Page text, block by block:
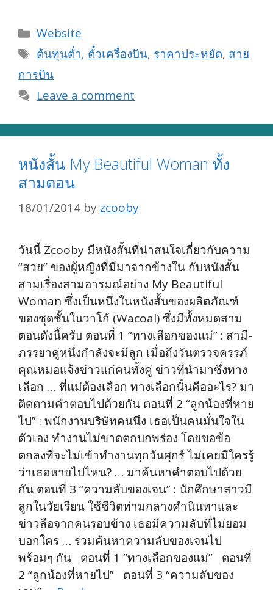
Categories
Website
Tags
ต้นทุนต่ำ, ตั๋วเครื่องบิน, ราคาประหยัด, สาย
การบิน
Leave a comment
หนังสั้น My Beautiful Woman ทั้ง
สามตอน
18/01/2014 by zcooby
วันนี้ Zcooby มีหนังสั้นที่น่าสนใจเกี่ยวกับความ
“สวย” ของผู้หญิงที่มีมาจากข้างใน กับหนังสั้น
สามเรื่องสามอารมณ์อย่าง My Beautiful
Woman ซึ่งเป็นหนึ่งในหนังสั้นของผลิตภัณฑ์
ของชุดชั้นในวาโก้ (Wacoal) ซึ่งมีทั้งหมดสาม
ตอนดังนี้ครับ ตอนที่ 1 “ทางเลือกของแม่” : สามี-
ภรรยาคู่หนึ่งกำลังจะมีลูก เมื่อถึงวันตรวจครรภ์
คุณหมอแจ้งข่าวแก่คนทั้งคู่ ข่าวที่นำมาซึ่งทาง
เลือก … ที่แม่ต้องเลือก ทางเลือกนั้นคืออะไร? มา
ติดตามคำตอบไปด้วยกัน ตอนที่ 2 “ลูกน้องที่หาย
ไป” : พนักงานบริษัทคนนึง เธอเป็นคนมั่นใจใน
ตัวเอง ทำงานไม่ขาดตกบกพร่อง โดยขอข้อ
ตกลงที่จะไม่เข้าทำงานทุกวันศุกร์ ไม่เคยมีใครรู้
ว่าเธอหายไปไหน? … มาค้นหาคำตอบไปด้วย
กัน ตอนที่ 3 “ความลับของเจน” : นักศึกษาสาวมี
ลูกในวัยเรียน ใช้ชีวิตท่ามกลางคำนินทาและ
ข่าวลือจากคนรอ­บข้าง เธอมีความลับที่ไม่ยอม
บอกใคร … ร่วมค้นหาความลับของเจนไป
พร้อมๆ กัน ตอนที่ 1 “ทางเลือกของแม่” ตอนที่
2 “ลูกน้องที่หายไป” ตอนที่ 3 “ความลับของ